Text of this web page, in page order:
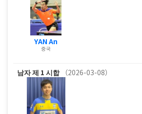
YAN An
중국
남자제 1 시합 （2026-03-08）